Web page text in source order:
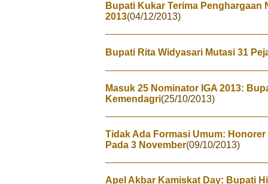
Bupati Kukar Terima Penghargaan
2013(04/12/2013)
Bupati Rita Widyasari Mutasi 31
Masuk 25 Nominator IGA 2013:
Kemendagri(25/10/2013)
Tidak Ada Formasi Umum:
Pada 3 November(09/10/2013)
Apel Akbar Kamiskat Day: Bupati